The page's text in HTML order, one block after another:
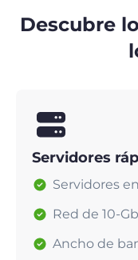
Descubre
Servidores
Servidores
Red de 10-
Ancho de